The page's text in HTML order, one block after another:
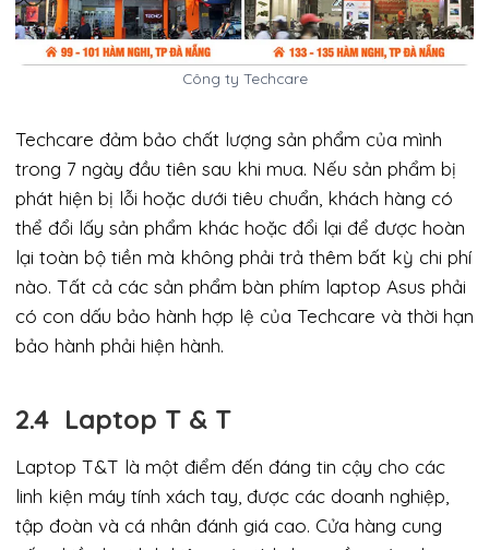
Công ty Techcare
Techcare đảm bảo chất lượng sản phẩm của mình
trong 7 ngày đầu tiên sau khi mua. Nếu sản phẩm bị
phát hiện bị lỗi hoặc dưới tiêu chuẩn, khách hàng có
thể đổi lấy sản phẩm khác hoặc đổi lại để được hoàn
lại toàn bộ tiền mà không phải trả thêm bất kỳ chi phí
nào. Tất cả các sản phẩm bàn phím laptop Asus phải
có con dấu bảo hành hợp lệ của Techcare và thời hạn
bảo hành phải hiện hành.
2.4 Laptop T & T
Laptop T&T là một điểm đến đáng tin cậy cho các
linh kiện máy tính xách tay, được các doanh nghiệp,
tập đoàn và cá nhân đánh giá cao. Cửa hàng cung